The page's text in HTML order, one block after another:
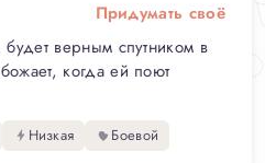
Придумать своё
верным спутником в
когда ей поют
Низкая Боевой